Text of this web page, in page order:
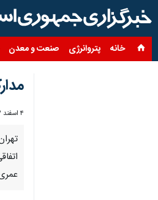
خانه پتروانرژی صنعت و معدن
۴ اسفند ۱۴۰۳، ۱۴:۲۱